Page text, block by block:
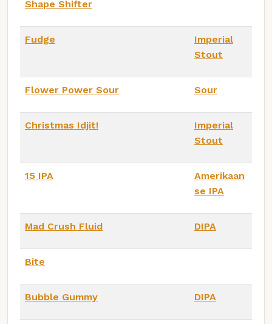
Shape Shifter
Fudge
Imperial
Stout
Flower Power Sour Sour
Christmas Idjit!
Imperial
Stout
15 IPA
Amerikaan
se IPA
Mad Crush Fluid DIPA
Bite
Bubble Gummy DIPA